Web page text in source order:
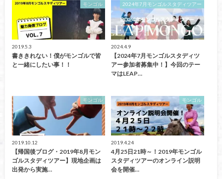
モンゴル
2019.5.3
書ききれない！僕がモンゴルで皆
と一緒にしたい事！！
2024年7月モンゴルスタディツアー
2024.4.9
【2024年7月モンゴルスタディツ
アー参加者募集中！】今回のテー
マはLEAP…
モンゴル
2019.10.12
【帰国後ブログ・2019年8月モン
ゴルスタディツアー】現地企画は
出発から実施…
モンゴル
2019.4.24
4月25日21時～！2019年モンゴル
スタディツアーのオンライン説明
会を開催…